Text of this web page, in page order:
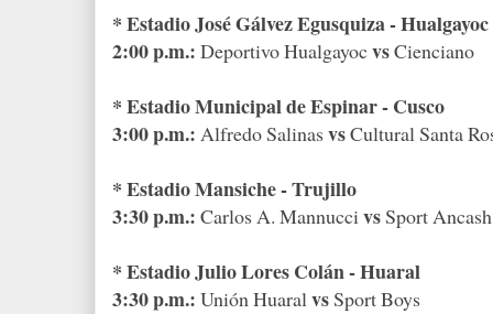
* Estadio José Gálvez Egusquiza - Hualgayoc
2:00 p.m.: Deportivo HualgayocvsCienciano
* Estadio Municipal de Espinar - Cusco
3:00 p.m.: Alfredo SalinasvsCultural Santa
* Estadio Mansiche - Trujillo
3:30 p.m.: Carlos A. Mannucci vsSport
* Estadio Julio Lores Colán - Huaral
3:30 p.m.: Unión Huaral vsSport Boys